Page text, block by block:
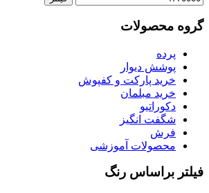
گروه محصولات
پرده
پوشش دیوار
خرید پارکت و کفپوش
خرید مبلمان
دکوراتیو
شگفت انگیز
فرش
محصولات آموزشی
فیلتر براساس رنگ